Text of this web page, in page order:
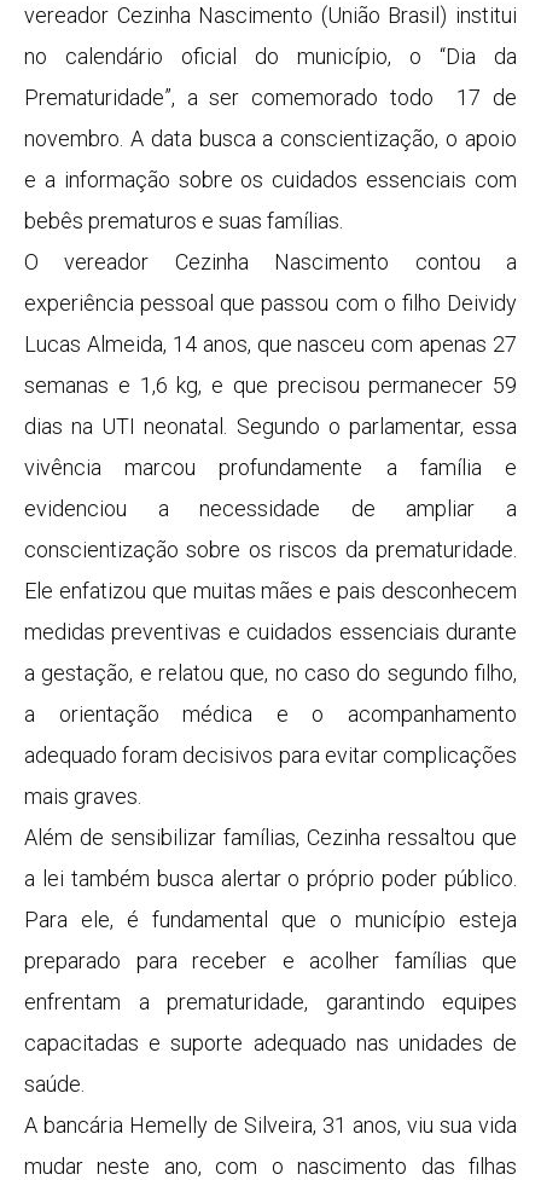
vereador Cezinha Nascimento (União Brasil) institui
no calendário oficial do município, o “Dia da
Prematuridade”, a ser comemorado todo 17 de
novembro. A data busca a conscientização, o apoio
e a informação sobre os cuidados essenciais com
bebês prematuros e suas famílias.
O vereador Cezinha Nascimento contou a
experiência pessoal que passou com o filho Deividy
Lucas Almeida, 14 anos, que nasceu com apenas 27
semanas e 1,6 kg, e que precisou permanecer 59
dias na UTI neonatal. Segundo o parlamentar, essa
vivência marcou profundamente a família e
evidenciou a necessidade de ampliar a
conscientização sobre os riscos da prematuridade.
Ele enfatizou que muitas mães e pais desconhecem
medidas preventivas e cuidados essenciais durante
a gestação, e relatou que, no caso do segundo filho,
a orientação médica e o acompanhamento
adequado foram decisivos para evitar complicações
mais graves.
Além de sensibilizar famílias, Cezinha ressaltou que
a lei também busca alertar o próprio poder público.
Para ele, é fundamental que o município esteja
preparado para receber e acolher famílias que
enfrentam a prematuridade, garantindo equipes
capacitadas e suporte adequado nas unidades de
saúde.
A bancária Hemelly de Silveira, 31 anos, viu sua vida
mudar neste ano, com o nascimento das filhas